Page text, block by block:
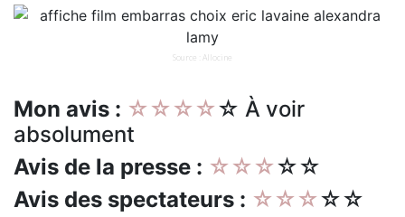
Source : Allocine
Mon avis : ☆☆☆☆☆ À voir
absolument
Avis de la presse : ☆☆☆☆☆
Avis des spectateurs : ☆☆☆☆☆